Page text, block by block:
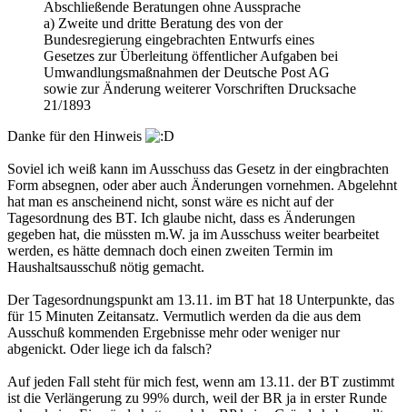
Abschließende Beratungen ohne Aussprache
a) Zweite und dritte Beratung des von der
Bundesregierung eingebrachten Entwurfs eines
Gesetzes zur Überleitung öffentlicher Aufgaben bei
Umwandlungsmaßnahmen der Deutsche Post AG
sowie zur Änderung weiterer Vorschriften Drucksache
21/1893
Danke für den Hinweis
Soviel ich weiß kann im Ausschuss das Gesetz in der eingbrachten
Form absegnen, oder aber auch Änderungen vornehmen. Abgelehnt
hat man es anscheinend nicht, sonst wäre es nicht auf der
Tagesordnung des BT. Ich glaube nicht, dass es Änderungen
gegeben hat, die müssten m.W. ja im Ausschuss weiter bearbeitet
werden, es hätte demnach doch einen zweiten Termin im
Haushaltsausschuß nötig gemacht.
Der Tagesordnungspunkt am 13.11. im BT hat 18 Unterpunkte, das
für 15 Minuten Zeitansatz. Vermutlich werden da die aus dem
Ausschuß kommenden Ergebnisse mehr oder weniger nur
abgenickt. Oder liege ich da falsch?
Auf jeden Fall steht für mich fest, wenn am 13.11. der BT zustimmt
ist die Verlängerung zu 99% durch, weil der BR ja in erster Runde